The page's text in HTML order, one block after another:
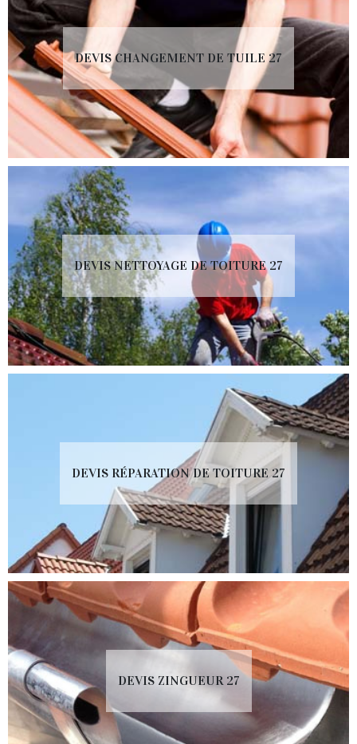
DEVIS CHANGEMENT DE TUILE 27
DEVIS NETTOYAGE DE TOITURE 27
DEVIS RÉPARATION DE TOITURE 27
DEVIS ZINGUEUR 27